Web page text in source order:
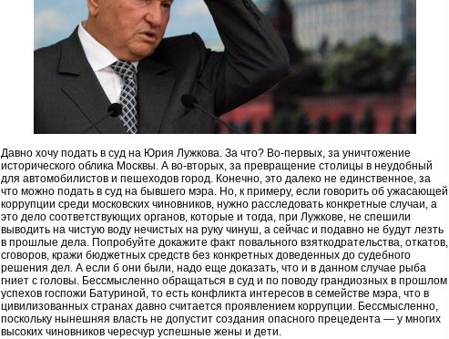
Давно хочу подать в суд на Юрия Лужкова. За что? Во-первых, за уничтожение
исторического облика Москвы. А во-вторых, за превращение столицы в неудобный
для автомобилистов и пешеходов город. Конечно, это далеко не единственное, за
что можно подать в суд на бывшего мэра. Но, к примеру, если говорить об ужасающей
коррупции среди московских чиновников, нужно расследовать конкретные случаи, а
это дело соответствующих органов, которые и тогда, при Лужкове, не спешили
выводить на чистую воду нечистых на руку чинуш, а сейчас и подавно не будут лезть
в прошлые дела. Попробуйте докажите факт повального взяткодрательства, откатов,
сговоров, кражи бюджетных средств без конкретных доведенных до судебного
решения дел. А если б они были, надо еще доказать, что и в данном случае рыба
гниет с головы. Бессмысленно обращаться в суд и по поводу грандиозных в прошлом
успехов госпожи Батуриной, то есть конфликта интересов в семействе мэра, что в
цивилизованных странах давно считается проявлением коррупции. Бессмысленно,
поскольку нынешняя власть не допустит создания опасного прецедента — у многих
высоких чиновников чересчур успешные жены и дети.